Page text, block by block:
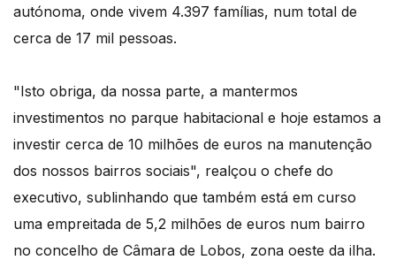
autónoma, onde vivem 4.397 famílias, num total de
cerca de 17 mil pessoas.
"Isto obriga, da nossa parte, a mantermos
investimentos no parque habitacional e hoje estamos a
investir cerca de 10 milhões de euros na manutenção
dos nossos bairros sociais", realçou o chefe do
executivo, sublinhando que também está em curso
uma empreitada de 5,2 milhões de euros num bairro
no concelho de Câmara de Lobos, zona oeste da ilha.